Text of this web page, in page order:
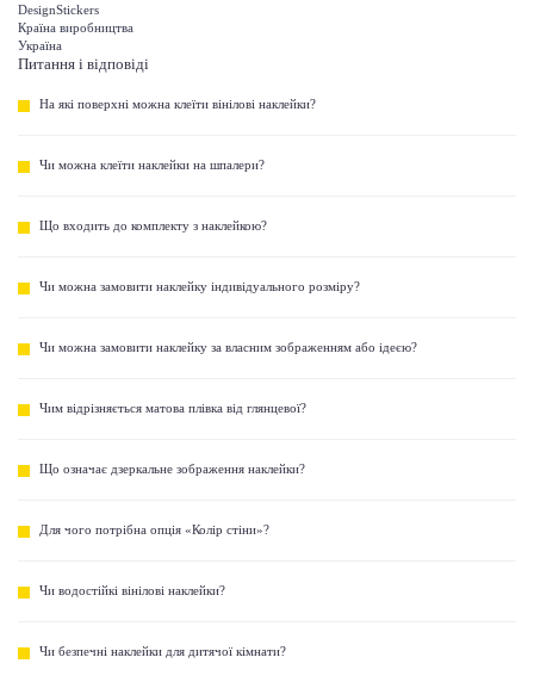
DesignStickers
Країна виробництва
Україна
Питання і відповіді
На які поверхні можна клеїти вінілові наклейки?
Чи можна клеїти наклейки на шпалери?
Що входить до комплекту з наклейкою?
Чи можна замовити наклейку індивідуального розміру?
Чи можна замовити наклейку за власним зображенням або ідеєю?
Чим відрізняється матова плівка від глянцевої?
Що означає дзеркальне зображення наклейки?
Для чого потрібна опція «Колір стіни»?
Чи водостійкі вінілові наклейки?
Чи безпечні наклейки для дитячої кімнати?